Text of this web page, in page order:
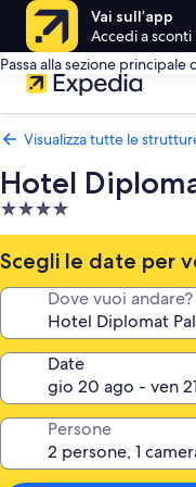
Vai sull’app
Accedi a
Passa alla sezione principale
Visualizza tutte le
Hotel
Struttura
a
4.0
stelle
Scegli le date per
Dove vuoi andare?
Date
Persone